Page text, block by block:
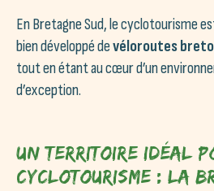
En Bretagne Sud, le cyclotourisme
bien développé devéloroutes
tout en étant au cœur d’un
d’exception.
Un territoire idéal
cyclotourisme : la